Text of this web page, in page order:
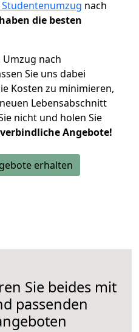
Studentenumzug nach
die besten
nach
Sie uns dabei
Kosten zu minimieren,
Lebensabschnitt
nicht und holen Sie
Angebote!
erhalten
Sie beides mit
passenden